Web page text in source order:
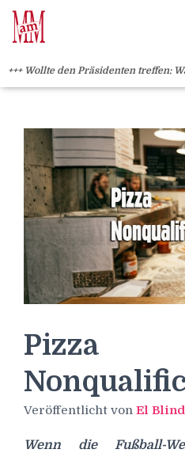
Weiterlesen" />
+++ Wollte den Präsidenten treffen:
Pizza
Veröffentlicht von El
Wenn die Fußball-